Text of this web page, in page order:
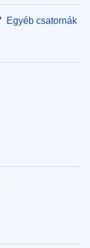
Egyéb csatornák